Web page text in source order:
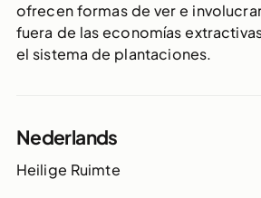
ofrecen formas de ver e
fuera de las economías
el sistema de plantaciones.
Nederlands
Heilige Ruimte